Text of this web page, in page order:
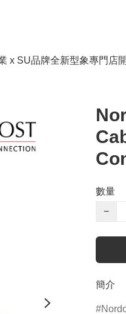
x SU品牌全新型象專門店
數量
−
簡介